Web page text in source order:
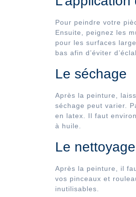
Pour peindre votre
Ensuite, peignez les
pour les surfaces
bas afin d’éviter
Le séchage
Après la peinture,
séchage peut varier.
en latex. Il faut
à huile.
Le
Après la peinture, il
vos pinceaux et
inutilisables.